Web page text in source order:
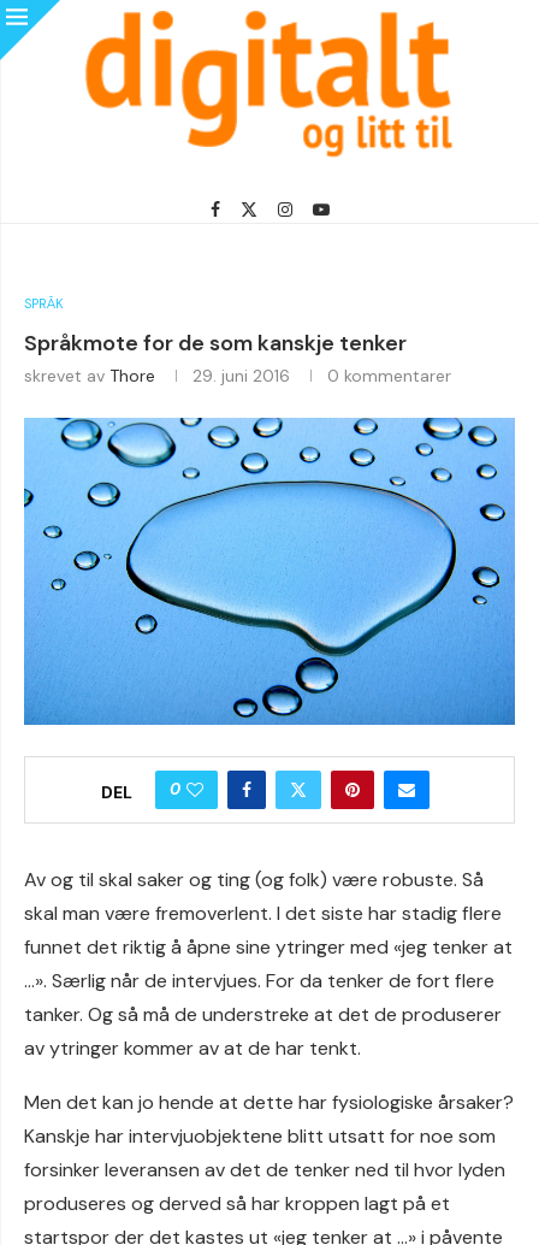
SPRÅK
Språkmote for de som kanskje tenker
skrevet av Thore 29. juni 2016 0 kommentarer
DEL 0
Av og til skal saker og ting (og folk) være robuste. Så
skal man være fremoverlent. I det siste har stadig flere
funnet det riktig å åpne sine ytringer med «jeg tenker at
…». Særlig når de intervjues. For da tenker de fort flere
tanker. Og så må de understreke at det de produserer
av ytringer kommer av at de har tenkt.
Men det kan jo hende at dette har fysiologiske årsaker?
Kanskje har intervjuobjektene blitt utsatt for noe som
forsinker leveransen av det de tenker ned til hvor lyden
produseres og derved så har kroppen lagt på et
startspor der det kastes ut «jeg tenker at …» i påvente